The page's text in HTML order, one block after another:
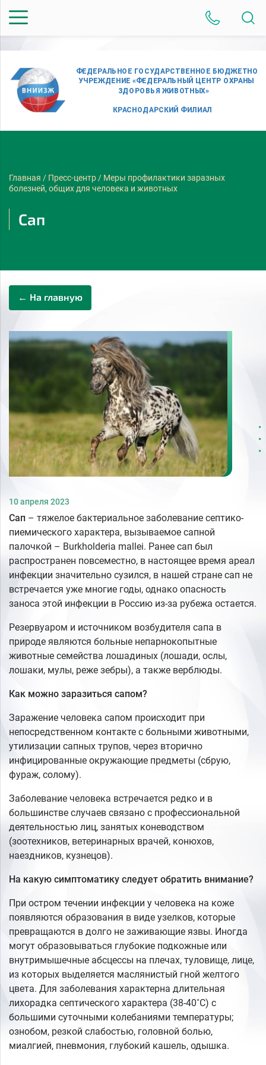
Главная / Пресс-центр / Меры профилактики заразных
болезней, общих для человека и животных
Сап
← На главную
10 апреля 2023
Сап – тяжелое бактериальное заболевание септико-
пиемического характера, вызываемое сапной
палочкой – Burkholderia mallei. Ранее сап был
распространен повсеместно, в настоящее время ареал
инфекции значительно сузился, в нашей стране сап не
встречается уже многие годы, однако опасность
заноса этой инфекции в Россию из-за рубежа остается.
Резервуаром и источником возбудителя сапа в
природе являются больные непарнокопытные
животные семейства лошадиных (лошади, ослы,
лошаки, мулы, реже зебры), а также верблюды.
Как можно заразиться сапом?
Заражение человека сапом происходит при
непосредственном контакте с больными животными,
утилизации сапных трупов, через вторично
инфицированные окружающие предметы (сбрую,
фураж, солому).
Заболевание человека встречается редко и в
большинстве случаев связано с профессиональной
деятельностью лиц, занятых коневодством
(зоотехников, ветеринарных врачей, конюхов,
наездников, кузнецов).
На какую симптоматику следует обратить внимание?
При остром течении инфекции у человека на коже
появляются образования в виде узелков, которые
превращаются в долго не заживающие язвы. Иногда
могут образовываться глубокие подкожные или
внутримышечные абсцессы на плечах, туловище, лице,
из которых выделяется маслянистый гной желтого
цвета. Для заболевания характерна длительная
лихорадка септического характера (38-40˚C) с
большими суточными колебаниями температуры;
ознобом, резкой слабостью, головной болью,
миалгией, пневмония, глубокий кашель, одышка.